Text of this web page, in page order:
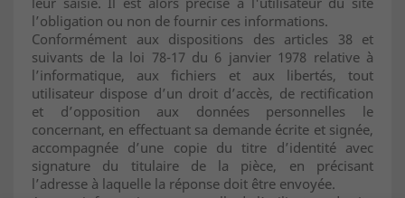
l’obligation ou non de fournir ces informations.
Conformément aux dispositions des articles 38 et
suivants de la loi 78-17 du 6 janvier 1978 relative à
l’informatique, aux fichiers et aux libertés, tout
utilisateur dispose d’un droit d’accès, de rectification
et d’opposition aux données personnelles le
concernant, en effectuant sa demande écrite et signée,
accompagnée d’une copie du titre d’identité avec
signature du titulaire de la pièce, en précisant
l’adresse à laquelle la réponse doit être envoyée.